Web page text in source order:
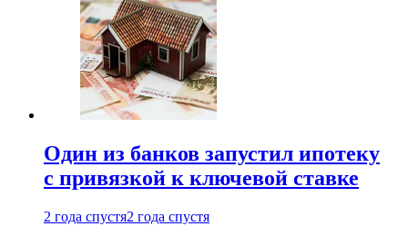
Один из банков запустил ипотеку
с привязкой к ключевой ставке
2 года спустя2 года спустя